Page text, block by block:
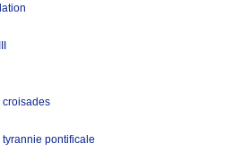
croisades
pontificale